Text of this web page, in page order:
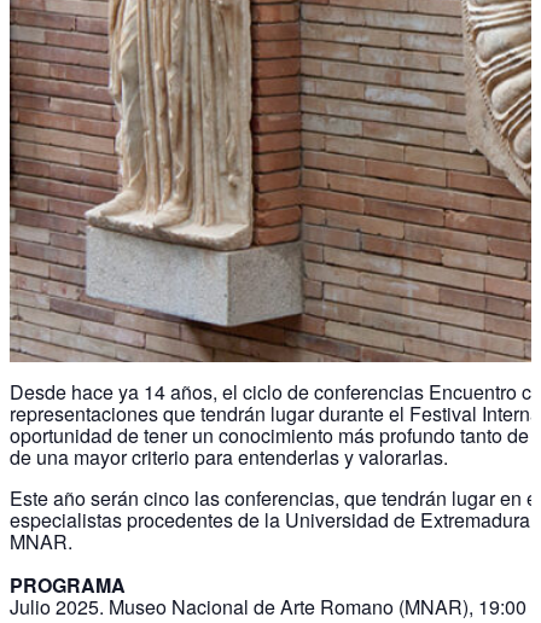
Desde hace ya 14 años, el ciclo de conferencias Encuentro
representaciones que tendrán lugar durante el Festival
oportunidad de tener un conocimiento más profundo tanto
de una mayor criterio para entenderlas y valorarlas.
Este año serán cinco las conferencias, que tendrán lugar en
especialistas procedentes de la Universidad de
MNAR.
PROGRAMA
Julio 2025. Museo Nacional de Arte Romano (MNAR), 19:00